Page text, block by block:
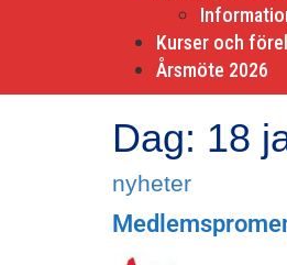
Kurser och
Årsmöte 2026
Dag: 18
nyheter